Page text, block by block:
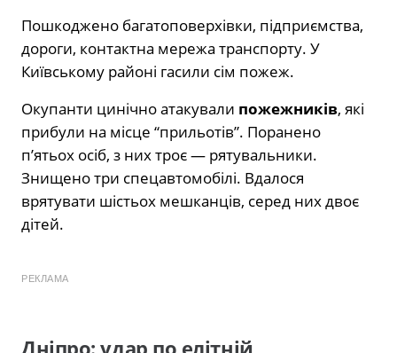
Пошкоджено багатоповерхівки, підприємства,
дороги, контактна мережа транспорту. У
Київському районі гасили сім пожеж.
Окупанти цинічно атакували пожежників, які
прибули на місце “прильотів”. Поранено
п’ятьох осіб, з них троє — рятувальники.
Знищено три спецавтомобілі. Вдалося
врятувати шістьох мешканців, серед них двоє
дітей.
РЕКЛАМА